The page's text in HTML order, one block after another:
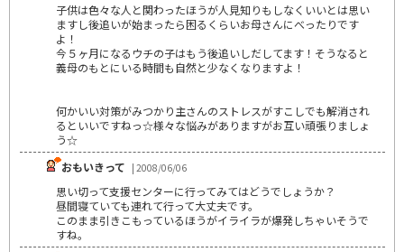
子供は色々な人と関わったほうが人見知りもしなくいいとは思い
ますし後追いが始まったら困るくらいお母さんにべったりです
よ！
今５ヶ月になるウチの子はもう後追いしだしてます！そうなると
義母のもとにいる時間も自然と少なくなりますよ！
何かいい対策がみつかり主さんのストレスがすこしでも解消され
るといいですねっ☆様々な悩みがありますがお互い頑張りましょ
う☆
おもいきって | 2008/06/06
思い切って支援センターに行ってみてはどうでしょうか？
昼間寝ていても連れて行って大丈夫です。
このまま引きこもっているほうがイライラが爆発しちゃいそうで
すね。